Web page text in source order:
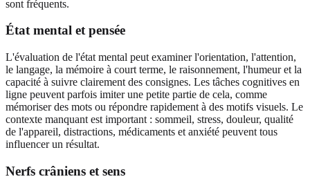
sont fréquents.
État mental et pensée
L'évaluation de l'état mental peut examiner l'orientation, l'attention,
le langage, la mémoire à court terme, le raisonnement, l'humeur et la
capacité à suivre clairement des consignes. Les tâches cognitives en
ligne peuvent parfois imiter une petite partie de cela, comme
mémoriser des mots ou répondre rapidement à des motifs visuels. Le
contexte manquant est important : sommeil, stress, douleur, qualité
de l'appareil, distractions, médicaments et anxiété peuvent tous
influencer un résultat.
Nerfs crâniens et sens